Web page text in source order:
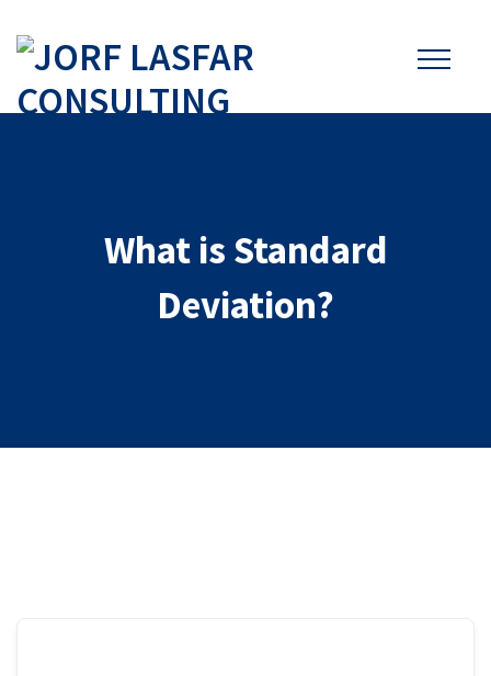
What is Standard
Deviation?